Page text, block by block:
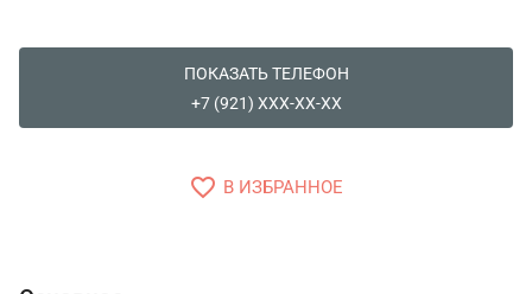
ПОКАЗАТЬ ТЕЛЕФОН
+7 (921) XXX-XX-XX
favorite_border В ИЗБРАННОЕ